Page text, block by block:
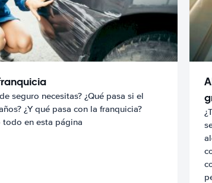
seguro necesitas? ¿Qué pasa si el
¿Y qué pasa con la franquicia?
todo en esta página